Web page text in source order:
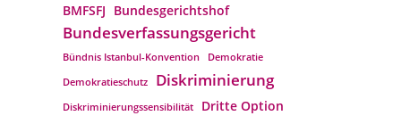
BMFSFJ Bundesgerichtshof
Bundesverfassungs­gericht
Bündnis Istanbul-Konvention
Demokratie
Demokratieschutz
Diskriminierung
Diskriminierungssensibilität Dritte Option